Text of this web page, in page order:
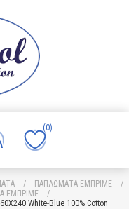
(0)
/ ΠΑΠΛΩΜΑΤΑ ΕΜΠΡΙΜΕ
/
ΕΜΠΡΙΜΕ
/
White-Blue 100% Cotton